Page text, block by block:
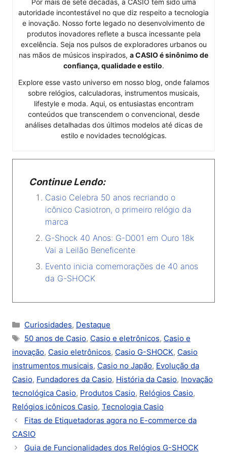
Por mais de sete décadas, a CASIO tem sido uma
autoridade incontestável no que diz respeito a tecnologia
e inovação. Nosso forte legado no desenvolvimento de
produtos inovadores reflete a busca incessante pela
excelência. Seja nos pulsos de exploradores urbanos ou
nas mãos de músicos inspirados, a CASIO é sinônimo de
confiança, qualidade e estilo.
Explore esse vasto universo em nosso blog, onde falamos
sobre relógios, calculadoras, instrumentos musicais,
lifestyle e moda. Aqui, os entusiastas encontram
conteúdos que transcendem o convencional, desde
análises detalhadas dos últimos modelos até dicas de
estilo e novidades tecnológicas.
Continue Lendo:
Casio Celebra 50 anos recriando o
icônico Casiotron, o primeiro relógio da
marca
G-Shock 40 Anos: G-D001 em Ouro 18k
Vai a Leilão Beneficente
Evento inicia comemorações de 40 anos
da G-SHOCK
Categorias
Curiosidades, Destaque
Tags
50 anos de Casio, Casio e eletrônicos, Casio e
inovação, Casio eletrônicos, Casio G-SHOCK, Casio
instrumentos musicais, Casio no Japão, Evolução da
Casio, Fundadores da Casio, História da Casio, Inovação
tecnológica Casio, Produtos Casio, Relógios Casio,
Relógios icônicos Casio, Tecnologia Casio
Fitas de Etiquetadoras agora no E-commerce da
CASIO
Guia de Funcionalidades dos Relógios G-SHOCK